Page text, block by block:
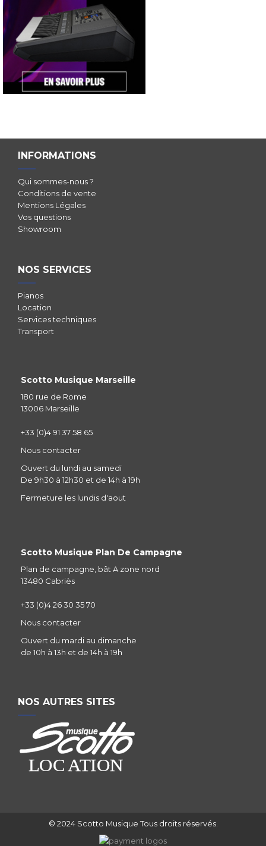
INFORMATIONS
Qui sommes-nous ?
Conditions de vente
Mentions Légales
Vos questions
Showroom
NOS SERVICES
Pianos
Location
Services techniques
Transport
Scotto Musique Marseille
180 rue de Rome
13006 Marseille
+33 (0)4 91 37 58 65
Nous contacter
Ouvert du lundi au samedi
De 9h30 à 12h30 et de 14h à 19h
Fermeture les lundis d'aout
Scotto Musique Plan De Campagne
Plan de campagne, bât A zone nord
13480 Cabriès
+33 (0)4 26 30 35 70
Nous contacter
Ouvert du mardi au dimanche
de 10h à 13h et de 14h à 19h
NOS AUTRES SITES
© 2024 Scotto Musique Tous droits réservés.